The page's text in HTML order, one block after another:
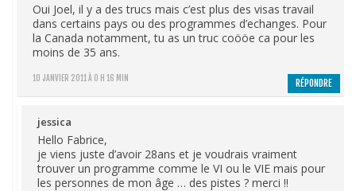
10 JANVIER 2011 À 0 H 16 MIN
Oui Joel, il y a des trucs mais c’est plus des visas travail
dans certains pays ou des programmes d’echanges. Pour
la Canada notamment, tu as un truc coööe ca pour les
moins de 35 ans.
RÉPONDRE
jessica
Hello Fabrice,
je viens juste d’avoir 28ans et je voudrais vraiment
trouver un programme comme le VI ou le VIE mais pour
les personnes de mon âge … des pistes ? merci !!